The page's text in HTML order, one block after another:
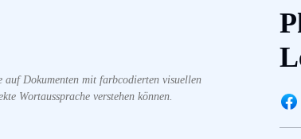
auf Dokumenten mit farbcodierten visuellen
Wortaussprache verstehen können.